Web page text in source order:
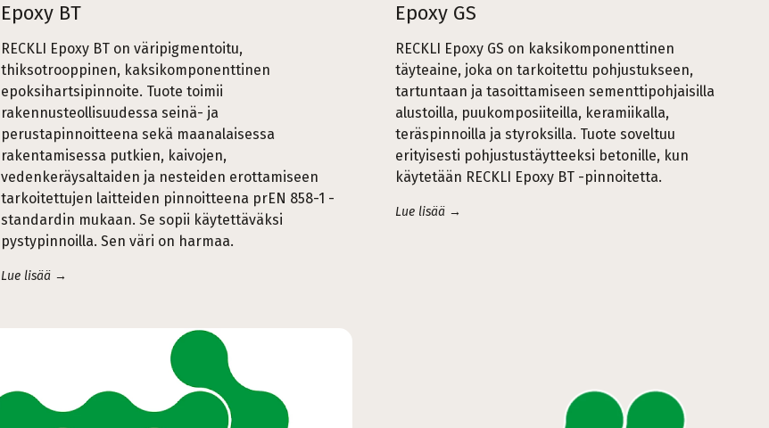
Epoxy BT
RECKLI Epoxy BT on väripigmentoitu,
thiksotrooppinen, kaksikomponenttinen
epoksihartsipinnoite. Tuote toimii
rakennusteollisuudessa seinä- ja
perustapinnoitteena sekä maanalaisessa
rakentamisessa putkien, kaivojen,
vedenkeräysaltaiden ja nesteiden erottamiseen
tarkoitettujen laitteiden pinnoitteena prEN 858-1 -
standardin mukaan. Se sopii käytettäväksi
pystypinnoilla. Sen väri on harmaa.
Lue lisää →
Epoxy GS
RECKLI Epoxy GS on kaksikomponenttinen
täyteaine, joka on tarkoitettu pohjustukseen,
tartuntaan ja tasoittamiseen sementtipohjaisilla
alustoilla, puukomposiiteilla, keramiikalla,
teräspinnoilla ja styroksilla. Tuote soveltuu
erityisesti pohjustustäytteeksi betonille, kun
käytetään RECKLI Epoxy BT -pinnoitetta.
Lue lisää →